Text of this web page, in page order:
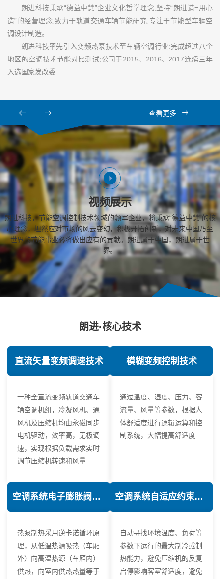
朗进科技秉承“德益中慧”企业文化哲学理念;坚持“朗进造=用心
造”的经营理念;致力于轨道交通车辆节能研究;专注于节能型车辆空
调设计制造。
朗进科技率先引入变频热泵技术至车辆空调行业:完成超过八个
地区的空调技术节能对比测试;公司于2015、2016、2017连续三年
入选国家发改委…
查看更多
视频展示
朗进科技，节能空调控制技术领域的领军企业，将秉承“德益中慧”的核
心理念，坦然应对市场的风云变幻，积极开拓创新，对未来中国乃至
世界的节能事业必将做出应有的贡献。朗进属于中国，朗进属于世
界。
朗进·核心技术
直流矢量变频调速技术
一种全直流变频轨道交通车
辆空调机组，冷凝风机、通
风机及压缩机均由永磁同步
电机驱动，效率高，无极调
速，实现根据负载需求实时
调节压缩机转速和风量
模糊变频控制技术
通过温度、湿度、压力、客
流量、风量等参数，根据人
体舒适度进行逻辑运算和控
制系统，大幅提高舒适度
空调系统电子膨胀阀热力学优化技术
热泵制热采用逆卡诺循环原
理，从低温热源吸热（车厢
外）向高温热源（车厢内）
供热，向室内供热热量等于
空调系统自适应约束控制技术
自动寻找环境温度、负荷等
参数下运行的最大制冷或制
热能力，避免压缩机的反复
启停影响客室舒适度，避免